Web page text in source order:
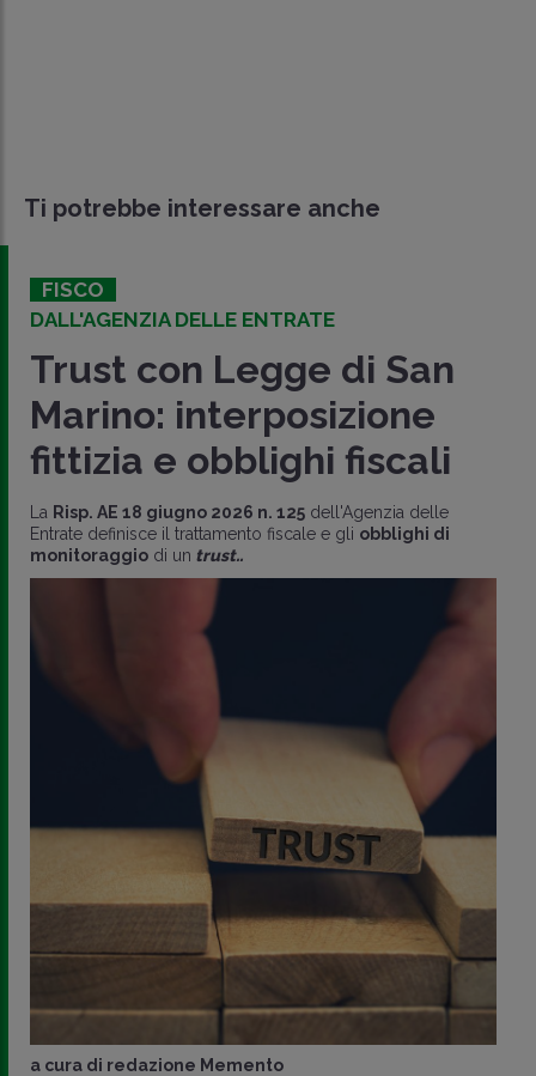
Ti potrebbe interessare anche
FISCO
DALL'AGENZIA DELLE ENTRATE
Trust con Legge di San
Marino: interposizione
fittizia e obblighi fiscali
La Risp. AE 18 giugno 2026 n. 125 dell'Agenzia delle
Entrate definisce il trattamento fiscale e gli obblighi di
monitoraggio di un trust..
a cura di redazione Memento